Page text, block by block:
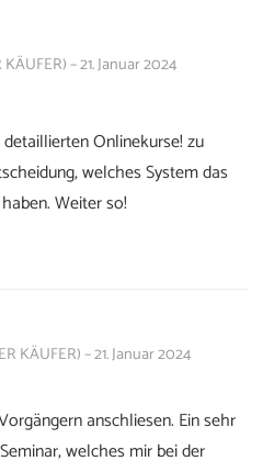
–21. Januar 2024
Onlinekurse! zu
welches System das
Weiter so!
KÄUFER)–21. Januar 2024
anschliesen. Ein sehr
welches mir bei der